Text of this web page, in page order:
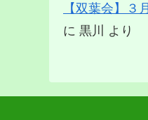
【双葉会】３
に 黒川 より